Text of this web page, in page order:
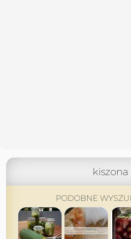
kiszona
PODOBNE